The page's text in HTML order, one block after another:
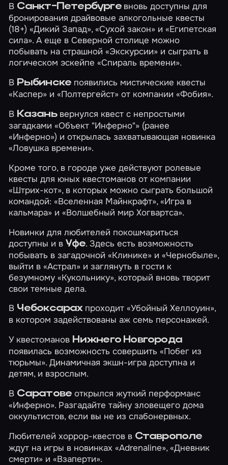
В Санкт-Петербурге вновь доступны для
бронирования драйвовые алкогольные квесты
(18+)«Дикий Запад»,«Сухой закон» и«Египетская
сила». А еще в Северной столице можно
побывать на страшной«Экскурсии» и сыграть в
логическом эскейпе«Спираль времени».
В Рыбинске появились мистические квесты
«Каспер» и«Полтергейст» от компании «Фобия».
В Казаньвернулся квест с непростыми
загадками«Объект "Инферно"» (ранее
«Инферно») и открылась захватывающая новинка
«Ловушка времени».
Кроме того, в городе уже действуют ролевые
квесты для юных квестоманов от компании
«Штрих-кот», в которых можно сыграть большой
командой:«Вселенная Майнкрафт»,«Игра в
кальмара» и«Волшебный мир Хогвартса».
Новинки для любителей покошмариться
доступны и вУфе. Здесь есть возможность
побывать в загадочной«Клинике» и«Чернобыле»,
выйти в«Астрал» и заглянуть в гости к
безумному«Кукольнику», который вновь творит
свои темные дела.
В Чебоксарах проходит «Убойный Хеллоуин»,
в котором задействованы аж семь персонажей.
У квестоманов Нижнего Новгорода
появилась возможность совершить«Побег из
тюрьмы». Динамичная экшн-игра доступна и
детям, и взрослым.
В Саратове открылся жуткий перформанс
«Инферно». Разгадайте тайну зловещего дома
оккультистов, если вы не из слабонервных.
Любителей хоррор-квестов в Ставрополе
ждут на игры в новинках«Adrenaline»,«Дневник
смерти» и«Взаперти».